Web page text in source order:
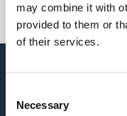
may combine it with
provided to them or
of their services.
Selection
Necessary